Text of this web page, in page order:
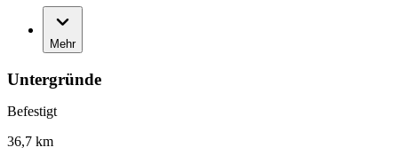
Mehr
Untergründe
Befestigt
36,7 km